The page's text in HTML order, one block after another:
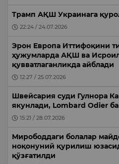
Трамп АҚШ Украинага
22:24 / 24.07.2026
Эрон Европа Иттифоқини
ҳужумларда АҚШ ва
қувватлаганликда айблади
12:27 / 25.07.2026
Швейсария суди Гулнора
якунлади, Lombard Odier
15:21 / 28.07.2026
Мирободдаги болалар
ноқонуний қурилиш
қўзғатилди